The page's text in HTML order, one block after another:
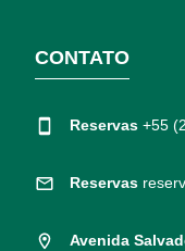
CONTATO
Reservas +55
Reservas
Avenida